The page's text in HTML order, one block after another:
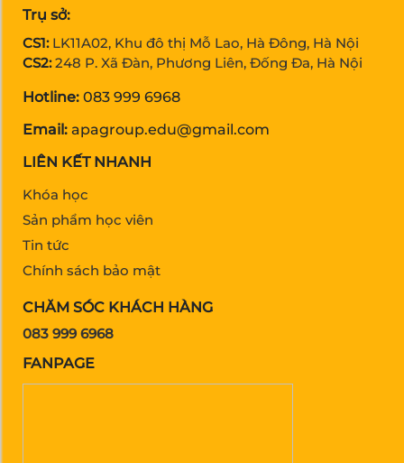
Trụ sở:
CS1: LK11A02, Khu đô thị Mỗ Lao, Hà Đông, Hà Nội
CS2: 248 P. Xã Đàn, Phương Liên, Đống Đa, Hà Nội
Hotline: 083 999 6968
Email: apagroup.edu@gmail.com
LIÊN KẾT NHANH
Khóa học
Sản phẩm học viên
Tin tức
Chính sách bảo mật
CHĂM SÓC KHÁCH HÀNG
083 999 6968
FANPAGE